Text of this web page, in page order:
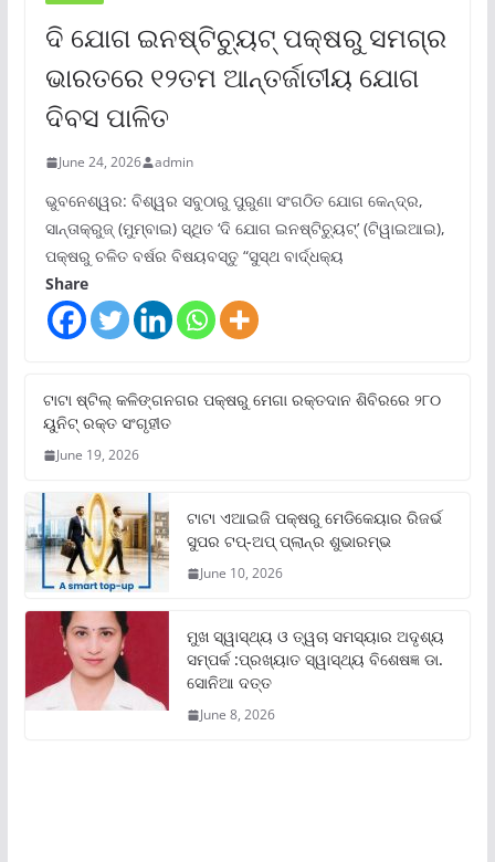
ଦି ଯୋଗ ଇନଷ୍ଟିଚ୍ୟୁଟ୍ ପକ୍ଷରୁ ସମଗ୍ର
ଭାରତରେ ୧୨ତମ ଆନ୍ତର୍ଜାତୀୟ ଯୋଗ
ଦିବସ ପାଳିତ
June 24, 2026 admin
ଭୁବନେଶ୍ୱର: ବିଶ୍ୱର ସବୁଠାରୁ ପୁରୁଣା ସଂଗଠିତ ଯୋଗ କେନ୍ଦ୍ର,
ସାନ୍ତାକ୍ରୁଜ୍ (ମୁମ୍ବାଇ) ସ୍ଥିତ ‘ଦି ଯୋଗ ଇନଷ୍ଟିଚ୍ୟୁଟ୍‌’ (ଟିୱାଇଆଇ),
ପକ୍ଷରୁ ଚଳିତ ବର୍ଷର ବିଷୟବସ୍ତୁ “ସୁସ୍ଥ ବାର୍ଦ୍ଧକ୍ୟ
Share
ଟାଟା ଷ୍ଟିଲ୍‌ କଳିଙ୍ଗନଗର ପକ୍ଷରୁ ମେଗା ରକ୍ତଦାନ ଶିବିରରେ ୨୮୦
ୟୁନିଟ୍‌ ରକ୍ତ ସଂଗୃହୀତ
June 19, 2026
ଟାଟା ଏଆଇଜି ପକ୍ଷରୁ ମେଡିକେୟାର ରିଜର୍ଭ
ସୁପର ଟପ୍‌-ଅପ୍ ପ୍ଲାନ୍‌ର ଶୁଭାରମ୍ଭ
June 10, 2026
ମୁଖ ସ୍ୱାସ୍ଥ୍ୟ ଓ ତ୍ୱଚା ସମସ୍ୟାର ଅଦୃଶ୍ୟ
ସମ୍ପର୍କ :ପ୍ରଖ୍ୟାତ ସ୍ୱାସ୍ଥ୍ୟ ବିଶେଷଜ୍ଞ ଡା.
ସୋନିଆ ଦତ୍ତ
June 8, 2026